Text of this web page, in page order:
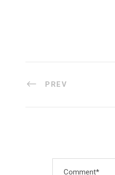
PREV